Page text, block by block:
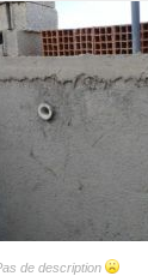
de description